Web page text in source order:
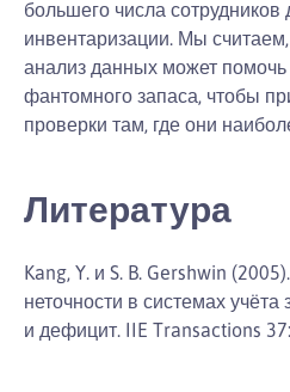
большего числа
инвентаризации. Мы считаем,
анализ данных может помочь
фантомного запаса, чтобы
проверки там, где они
Литература
Kang, Y. и S. B. Gershwin
неточности в системах учёта
и дефицит. IIE Transactions